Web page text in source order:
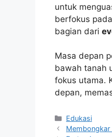
untuk
berfokus
bagian dari
Masa depan
bawah tanah
fokus utama.
depan,
Kategori
Edukasi
Membongkar